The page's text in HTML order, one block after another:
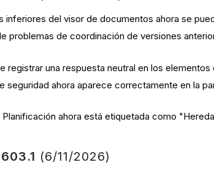
inferiores del visor de documentos ahora se
problemas de coordinación de versiones
registrar una respuesta neutral en los
seguridad ahora aparece correctamente en la
ahora está etiquetada como
(6/11/2026)